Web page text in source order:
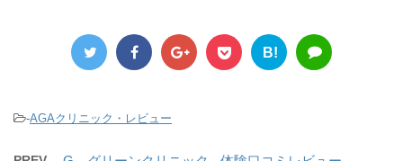
B!
-AGAクリニック・レビュー